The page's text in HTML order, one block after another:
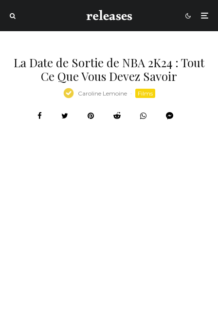
La Date de Sortie de NBA 2K24 : Tout
Ce Que Vous Devez Savoir
Caroline Lemoine · Films